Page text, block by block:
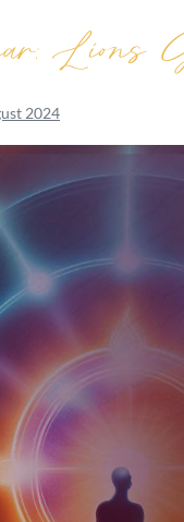
Lions
2024